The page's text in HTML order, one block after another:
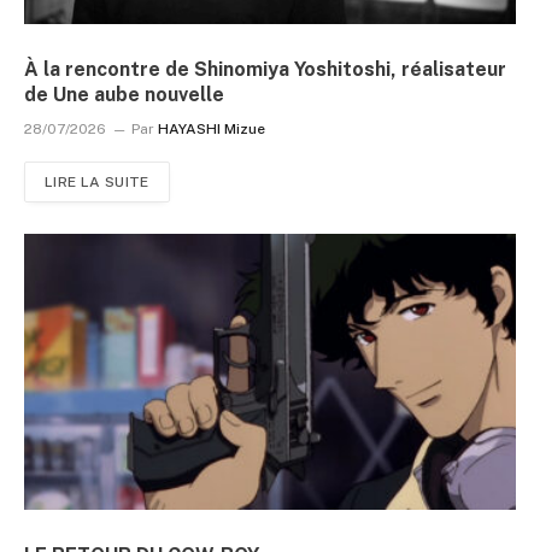
À la rencontre de Shinomiya Yoshitoshi, réalisateur
de Une aube nouvelle
28/07/2026 Par HAYASHI Mizue
LIRE LA SUITE